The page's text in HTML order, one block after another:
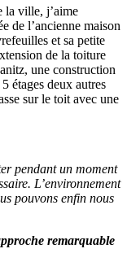
la ville, j’aime
de l’ancienne maison
et sa petite
de la toiture
une construction
étages deux autres
sur le toit avec une
pendant un moment
L’environnement
pouvons enfin nous
remarquable